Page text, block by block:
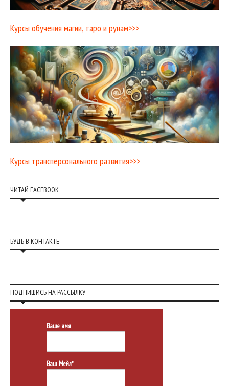
Курсы обучения магии, таро и рунам>>>
Курсы трансперсонального развития>>>
ЧИТАЙ FACEBOOK
БУДЬ В КОНТАКТЕ
ПОДПИШИСЬ НА РАССЫЛКУ
Ваше имя
Ваш Мейл*